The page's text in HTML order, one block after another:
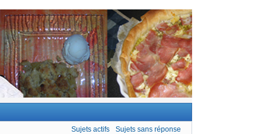
Sujets actifs Sujets sans réponse